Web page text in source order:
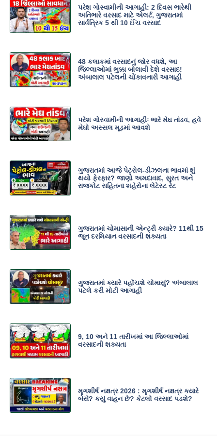
પરેશ ગોસ્વામીની આગાહી: 2 દિવસ ભારેથી
અતિભારે વરસાદ માટે એલર્ટ, ગુજરાતમાં
સાર્વત્રિક 5 થી 10 ઈંચ વરસાદ
48 કલાકમાં વરસાદનું જોર વધશે, આ
જિલ્લાઓમાં ભુક્કા બોલાવી દેશે વરસાદ!
અંબાલાલ પટેલની ચોંકાવનારી આગાહી
પરેશ ગોસ્વામીની આગાહીઃ ભારે મેઘ તાંડવ, હવે
મેઘો અસ્સલ મૂડમાં આવશે
ગુજરાતમાં આજે પેટ્રોલ-ડીઝલના ભાવમાં શું
થયો ફેરફાર? જાણો અમદાવાદ, સુરત અને
રાજકોટ સહિતના શહેરોના લેટેસ્ટ રેટ
ગુજરાતમાં ચોમાસાની એન્ટ્રી ક્યારે? 11થી 15
જૂન દરમિયાન વરસાદની શક્યતા
ગુજરાતમાં ક્યારે પહોંચશે ચોમાસું? અંબાલાલ
પટેલે કરી મોટી આગાહી
9, 10 અને 11 તારીખમાં આ જિલ્લાઓમાં
વરસાદની શક્યતા
મૃગશીર્ષ નક્ષત્ર 2026 : મૃગશીર્ષ નક્ષત્ર ક્યારે
બેસે? કયું વાહન છે? કેટલો વરસાદ પડશે?